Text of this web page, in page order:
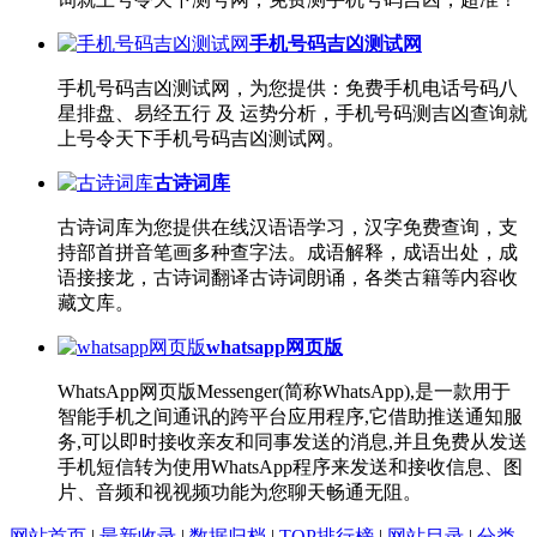
手机号码吉凶测试网
手机号码吉凶测试网，为您提供：免费手机电话号码八
星排盘、易经五行 及 运势分析，手机号码测吉凶查询就
上号令天下手机号码吉凶测试网。
古诗词库
古诗词库为您提供在线汉语语学习，汉字免费查询，支
持部首拼音笔画多种查字法。成语解释，成语出处，成
语接接龙，古诗词翻译古诗词朗诵，各类古籍等内容收
藏文库。
whatsapp网页版
WhatsApp网页版Messenger(简称WhatsApp),是一款用于
智能手机之间通讯的跨平台应用程序,它借助推送通知服
务,可以即时接收亲友和同事发送的消息,并且免费从发送
手机短信转为使用WhatsApp程序来发送和接收信息、图
片、音频和视视频功能为您聊天畅通无阻。